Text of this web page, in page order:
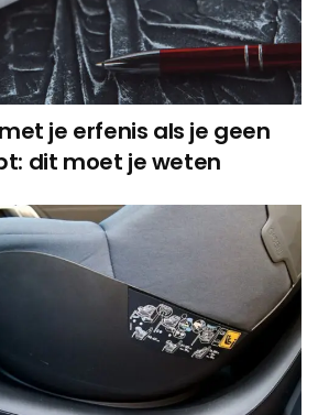
je erfenis als je geen
dit moet je weten